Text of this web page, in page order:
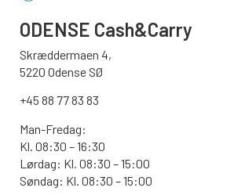
ODENSE Cash&Carry
Skræddermaen 4,
5220 Odense SØ
+45 88 77 83 83
Man-Fredag:
Kl. 08:30 – 16:30
Lørdag: Kl. 08:30 – 15:00
Søndag: Kl. 08:30 – 15:00